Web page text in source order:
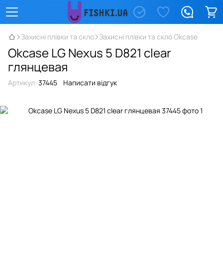
Захисні плівки та скло Захисні плівки та скло Okcase
Okcase LG Nexus 5 D821 clear
глянцевая
Артикул: 37445 Написати відгук